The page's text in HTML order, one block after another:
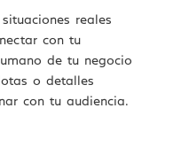
reales
con tu
de tu negocio
o detalles
con tu audiencia.